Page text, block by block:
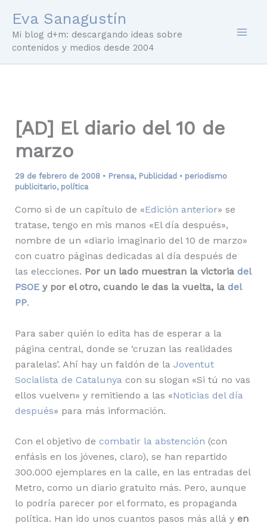
contenido
Eva Sanagustín
Mi blog d+m: descargando ideas sobre
contenidos y medios desde 2004
[AD] El diario del 10 de
marzo
29 de febrero de 2008 • Prensa, Publicidad • periodismo
publicitario, política
Como si de un capítulo de «Edición anterior» se
tratase, tengo en mis manos «El día después»,
nombre de un «diario imaginario del 10 de marzo»
con cuatro páginas dedicadas al día después de
las elecciones. Por un lado muestran la victoria del
PSOEy por el otro, cuando le das la vuelta, la del
PP.
Para saber quién lo edita has de esperar a la
página central, donde se ‘cruzan las realidades
paralelas’. Ahí hay un faldón de la Joventut
Socialista de Catalunya con su slogan «Si tú no vas
ellos vuelven» y remitiendo a las «Noticias del día
después» para más información.
Con el objetivo de combatir la abstención (con
enfásis en los jóvenes, claro), se han repartido
300.000 ejemplares en la calle, en las entradas del
Metro, como un diario gratuito más. Pero, aunque
lo podría parecer por el formato, es propaganda
política. Han ido unos cuantos pasos más allá y en